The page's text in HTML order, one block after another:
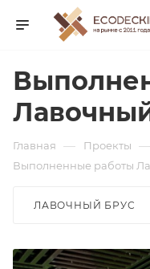
Главная — Проекты —
Выполненные работы
ЛАВОЧНЫЙ БРУС